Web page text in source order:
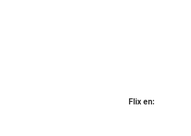
Flix en: